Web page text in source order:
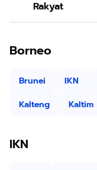
Rakyat
Borneo
Brunei IKN
Kalteng
Kaltim
IKN